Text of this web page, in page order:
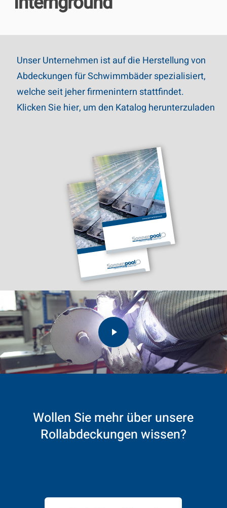
Unser Unternehmen ist auf die Herstellung von
Abdeckungen für Schwimmbäder spezialisiert,
welche seit jeher firmenintern stattfindet.
Klicken Sie hier, um den Katalog herunterzuladen
Video
Play Video
Wollen Siemehrüberunsere
Rollabdeckungenwissen?